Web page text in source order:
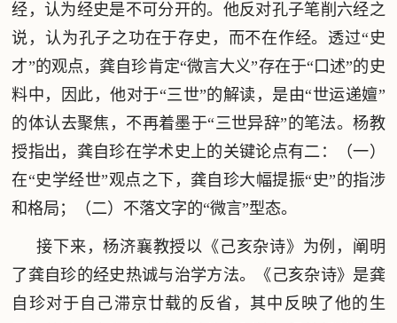
经，认为经史是不可分开的。他反对孔子笔削六经之
说，认为孔子之功在于存史，而不在作经。透过“史
才”的观点，龚自珍肯定“微言大义”存在于“口述”的史
料中，因此，他对于“三世”的解读，是由“世运递嬗”
的体认去聚焦，不再着墨于“三世异辞”的笔法。杨教
授指出，龚自珍在学术史上的关键论点有二：（一）
在“史学经世”观点之下，龚自珍大幅提振“史”的指涉
和格局；（二）不落文字的“微言”型态。
接下来，杨济襄教授以《己亥杂诗》为例，阐明
了龚自珍的经史热诚与治学方法。《己亥杂诗》是龚
自珍对于自己滞京廿载的反省，其中反映了他的生